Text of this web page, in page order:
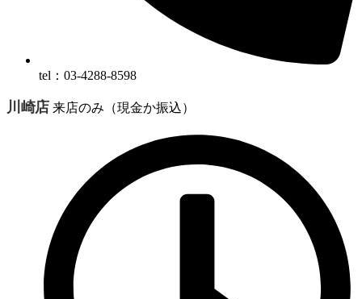
tel：03-4288-8598
川崎店 来店のみ（現金か振込）